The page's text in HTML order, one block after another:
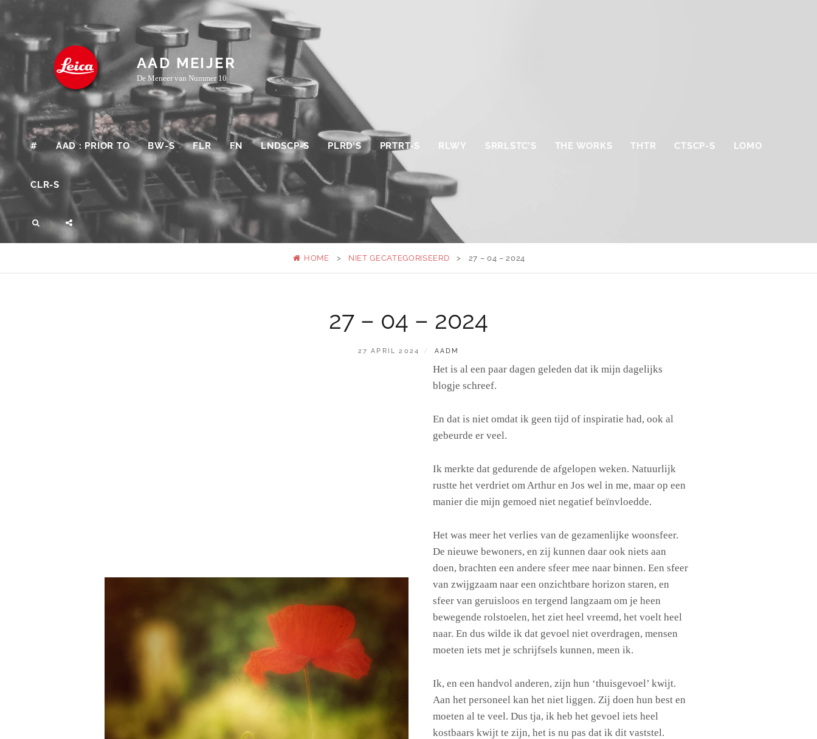
content
AAD MEIJER
De Meneer van Nummer 10
# AAD : PRIOR TO BW-S FLR FN LNDSCP-S PLRD’S PRTRT-S RLWY SRRLSTC’S THE WORKS THTR CTSCP-S LOMO
CLR-S
SEARCH
HOME > NIET GECATEGORISEERD > 27 – 04 – 2024
27 – 04 – 2024
GEPLAATST
27 APRIL 2024 BY
AADM
Het is al een paar dagen geleden dat ik mijn dagelijks
blogje schreef.
En dat is niet omdat ik geen tijd of inspiratie had, ook al
gebeurde er veel.
Ik merkte dat gedurende de afgelopen weken. Natuurlijk
rustte het verdriet om Arthur en Jos wel in me, maar op een
manier die mijn gemoed niet negatief beïnvloedde.
Het was meer het verlies van de gezamenlijke woonsfeer.
De nieuwe bewoners, en zij kunnen daar ook niets aan
doen, brachten een andere sfeer mee naar binnen. Een sfeer
van zwijgzaam naar een onzichtbare horizon staren, en
sfeer van geruisloos en tergend langzaam om je heen
bewegende rolstoelen, het ziet heel vreemd, het voelt heel
naar. En dus wilde ik dat gevoel niet overdragen, mensen
moeten iets met je schrijfsels kunnen, meen ik.
Ik, en een handvol anderen, zijn hun ‘thuisgevoel’ kwijt.
Aan het personeel kan het niet liggen. Zij doen hun best en
moeten al te veel. Dus tja, ik heb het gevoel iets heel
kostbaars kwijt te zijn, het is nu pas dat ik dit vaststel.